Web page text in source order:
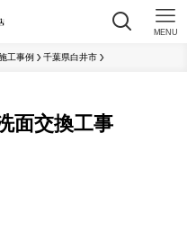
MENU
工事例 千葉県白井市
面交換工事